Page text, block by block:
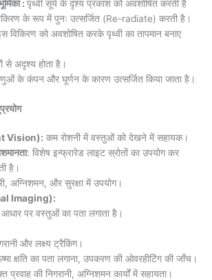
: पृथ्वी सूर्य के दृश्य प्रकाश को अवशोषित करती है
के रूप में पुनः उत्सर्जित (Re-radiate) करती है।
विकिरण को अवशोषित करके पृथ्वी का तापमान बनाए
से अदृश्य होता है।
के कंपन और घूर्णन के कारण उत्सर्जित किया जाता है।
Vision): कम रोशनी में वस्तुओं को देखने में सहायक।
: विशेष इन्फ्रारेड लाइट स्रोतों का उपयोग कर
है।
अग्निशमन, और सुरक्षा में उपयोग।
Imaging):
पर वस्तुओं का पता लगाता है।
और लक्ष्य ट्रैकिंग।
क्षति का पता लगाना, उपकरण की ओवरहीटिंग की जाँच।
प्रवाह की निगरानी, अग्निशमन कार्यों में सहायता।